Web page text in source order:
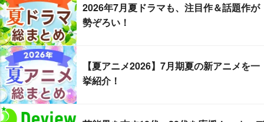
2026年7月夏ドラマも、注目作＆話題作が
勢ぞろい！
【夏アニメ2026】7月期夏の新アニメを一
挙紹介！